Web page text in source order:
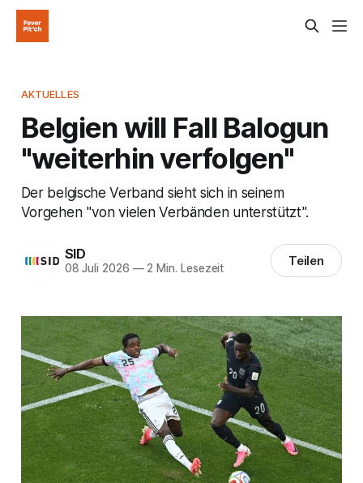
AKTUELLES
Belgien will Fall Balogun
"weiterhin verfolgen"
Der belgische Verband sieht sich in seinem
Vorgehen "von vielen Verbänden unterstützt".
SID
08 Juli 2026 —2 Min. Lesezeit Teilen